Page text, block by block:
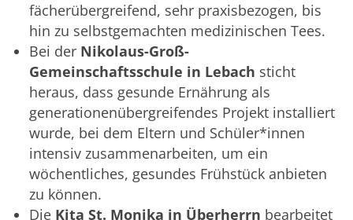
fächerübergreifend, sehr praxisbezogen, bis
hin zu selbstgemachten medizinischen Tees.
Bei der Nikolaus-Groß-
Gemeinschaftsschule in Lebach sticht
heraus, dass gesunde Ernährung als
generationenübergreifendes Projekt installiert
wurde, bei dem Eltern und Schüler*innen
intensiv zusammenarbeiten, um ein
wöchentliches, gesundes Frühstück anbieten
zu können.
Die Kita St. Monika in Überherrn bearbeitet